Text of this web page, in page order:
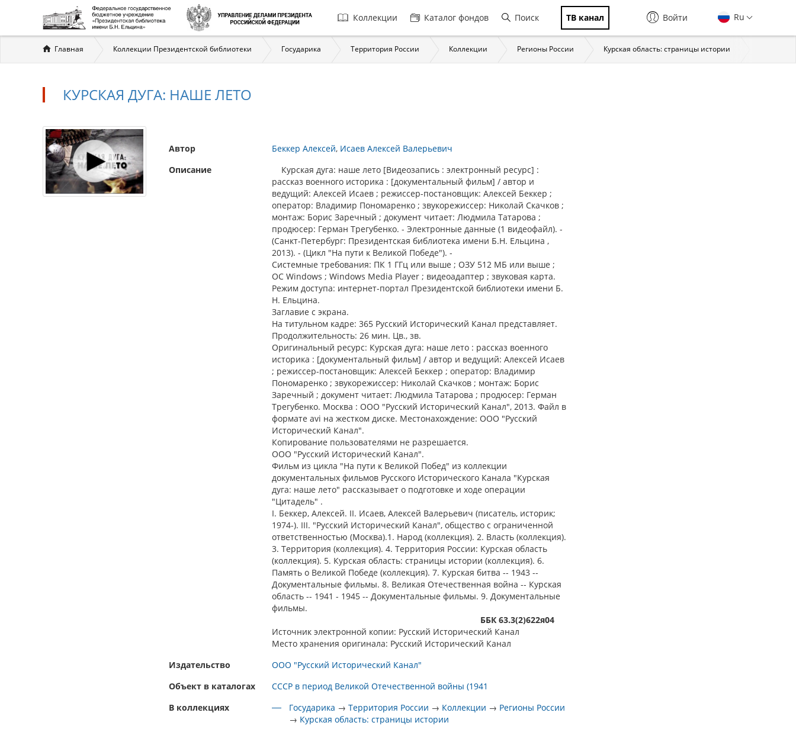
Главная
навигация
Коллекции Каталог фондов Поиск ТВ канал Ru
Войти
Вы
здесь
Главная Коллекции Президентской библиотеки Государика Территория России Коллекции Регионы России Курская область: страницы истории
КУРСКАЯ ДУГА: НАШЕ ЛЕТО
Автор Беккер Алексей Исаев Алексей Валерьевич
Описание
Курская дуга: наше лето [Видеозапись : электронный ресурс] :
рассказ военного историка : [документальный фильм] / автор и
ведущий: Алексей Исаев ; режиссер-постановщик: Алексей Беккер ;
оператор: Владимир Пономаренко ; звукорежиссер: Николай Скачков ;
монтаж: Борис Заречный ; документ читает: Людмила Татарова ;
продюсер: Герман Трегубенко. - Электронные данные (1 видеофайл). -
(Санкт-Петербург: Президентская библиотека имени Б.Н. Ельцина ,
2013). - (Цикл "На пути к Великой Победе"). -
Системные требования: ПК 1 ГГц или выше ; ОЗУ 512 МБ или выше ;
ОС Windows ; Windows Media Player ; видеоадаптер ; звуковая карта.
Режим доступа: интернет-портал Президентской библиотеки имени Б.
Н. Ельцина.
Заглавие с экрана.
На титульном кадре: 365 Русский Исторический Канал представляет.
Продолжительность: 26 мин. Цв., зв.
Оригинальный ресурс: Курская дуга: наше лето : рассказ военного
историка : [документальный фильм] / автор и ведущий: Алексей Исаев
; режиссер-постановщик: Алексей Беккер ; оператор: Владимир
Пономаренко ; звукорежиссер: Николай Скачков ; монтаж: Борис
Заречный ; документ читает: Людмила Татарова ; продюсер: Герман
Трегубенко. Москва : ООО "Русский Исторический Канал", 2013. Файл в
формате avi на жестком диске. Местонахождение: ООО "Русский
Исторический Канал".
Копирование пользователями не разрешается.
ООО "Русский Исторический Канал".
Фильм из цикла "На пути к Великой Побед" из коллекции
документальных фильмов Русского Исторического Канала "Курская
дуга: наше лето" рассказывает о подготовке и ходе операции
"Цитадель" .
I. Беккер, Алексей. II. Исаев, Алексей Валерьевич (писатель, историк;
1974-). III. "Русский Исторический Канал", общество с ограниченной
ответственностью (Москва).1. Народ (коллекция). 2. Власть (коллекция).
3. Территория (коллекция). 4. Территория России: Курская область
(коллекция). 5. Курская область: страницы истории (коллекция). 6.
Память о Великой Победе (коллекция). 7. Курская битва -- 1943 --
Документальные фильмы. 8. Великая Отечественная война -- Курская
область -- 1941 - 1945 -- Документальные фильмы. 9. Документальные
фильмы.
ББК 63.3(2)622я04
Источник электронной копии: Русский Исторический Канал
Место хранения оригинала: Русский Исторический Канал
Издательство
ООО "Русский Исторический Канал"
Объект в каталогах
СССР в период Великой Отечественной войны (1941
В коллекциях
Государика →Территория России → Коллекции → Регионы России
→ Курская область: страницы истории